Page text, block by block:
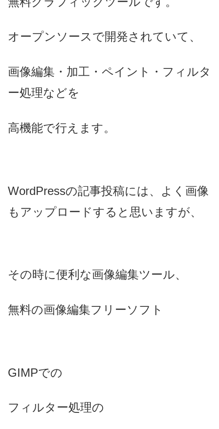
オープンソースで開発されていて、
画像編集・加工・ペイント・フィルタ
ー処理などを
高機能で行えます。
WordPressの記事投稿には、よく画像
もアップロードすると思いますが、
その時に便利な画像編集ツール、
無料の画像編集フリーソフト
GIMPでの
フィルター処理の